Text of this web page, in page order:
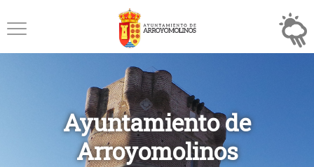
Ayuntamiento de
Arroyomolinos